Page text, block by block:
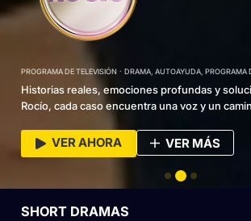
PROGRAMA DE TELEVISIÓN DRAMA, AUTOAYUDA, PROGRAMA
Historias reales, emociones profundas y
Rocío, cada caso encuentra una voz y un
VER AHORA VER MÁS
SHORT DRAMAS